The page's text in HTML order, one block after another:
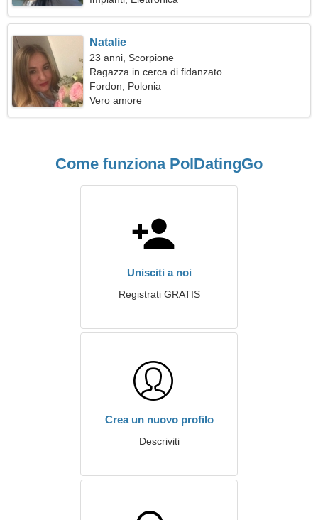
Natalie
23 anni, Scorpione
Ragazza in cerca di fidanzato
Fordon, Polonia
Vero amore
Come funziona PolDatingGo
Unisciti a noi
Registrati GRATIS
Crea un nuovo profilo
Descriviti